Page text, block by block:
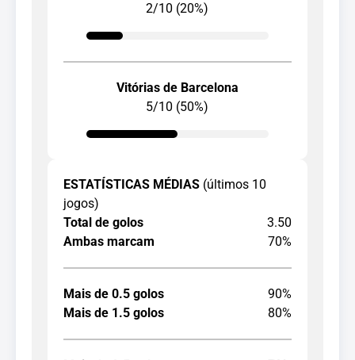
2/10 (20%)
Vitórias de Barcelona
5/10 (50%)
ESTATÍSTICAS MÉDIAS (últimos 10
jogos)
Total de golos
3.50
Ambas marcam
70%
Mais de 0.5 golos
90%
Mais de 1.5 golos
80%